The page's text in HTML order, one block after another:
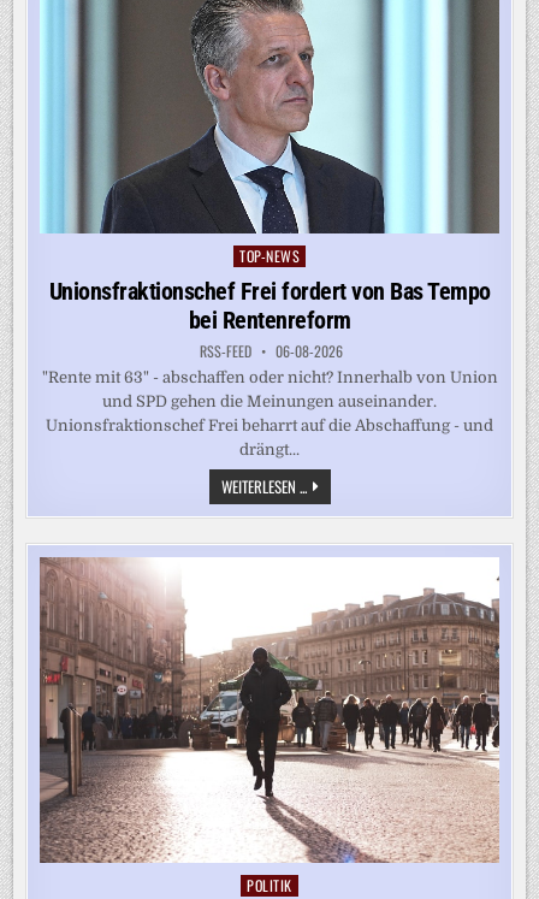
Posted
in
TOP-NEWS
Unionsfraktionschef Frei fordert von Bas Tempo
bei Rentenreform
RSS-FEED 06-08-2026
"Rente mit 63" - abschaffen oder nicht? Innerhalb von Union
und SPD gehen die Meinungen auseinander.
Unionsfraktionschef Frei beharrt auf die Abschaffung - und
drängt...
WEITERLESEN ... UNIONSFRAKTIONSCHEF
FREI
FORDERT
BAS
TEMPO
RENTENREFORM
Posted
POLITIK